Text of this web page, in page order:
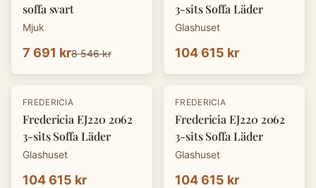
soffa svart
Mjuk
7 691 kr8 546 kr
3-sits Soffa Läder
Glashuset
104 615 kr
FREDERICIA
Fredericia EJ220 2062
3-sits Soffa Läder
Glashuset
104 615 kr
FREDERICIA
Fredericia EJ220 2062
3-sits Soffa Läder
Glashuset
104 615 kr